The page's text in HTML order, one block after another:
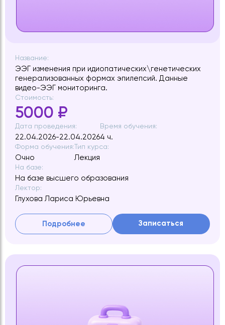
Название:
ЭЭГ изменения при идиопатических\генетических
генерализованных формах эпилепсий. Данные
видео-ЭЭГ мониторинга.
Стоимость:
5000 ₽
Дата проведения:
22.04.2026-22.04.2026
Время обучения:
4 ч.
Форма обучения:
Очно
Тип курса:
Лекция
На базе:
На базе высшего образования
Лектор:
Глухова Лариса Юрьевна
Подробнее Записаться